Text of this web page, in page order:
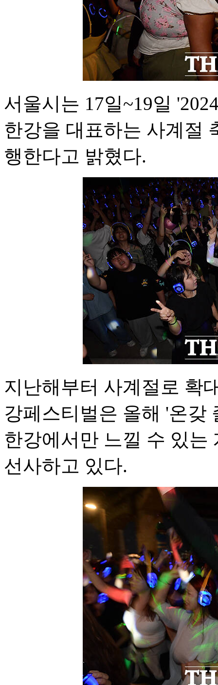
서울시는 17일~19일
한강을 대표하는 사계절
행한다고 밝혔다.
지난해부터 사계절로 확
강페스티벌은 올해 '온갖
한강에서만 느낄 수 있는
선사하고 있다.